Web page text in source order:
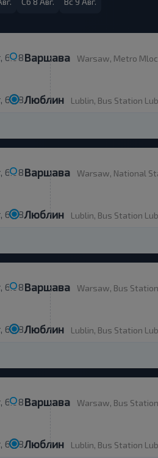
6.08Варшава
Warsaw, Metro
6.08Люблин Lublin, Bus Station
6.08Варшава
Warsaw, National
6.08Люблин Lublin, Bus Station
6.08Варшава
Warsaw, Bus
6.08Люблин Lublin, Bus Station
6.08Варшава
Warsaw, Bus
6.08Люблин Lublin, Bus Station